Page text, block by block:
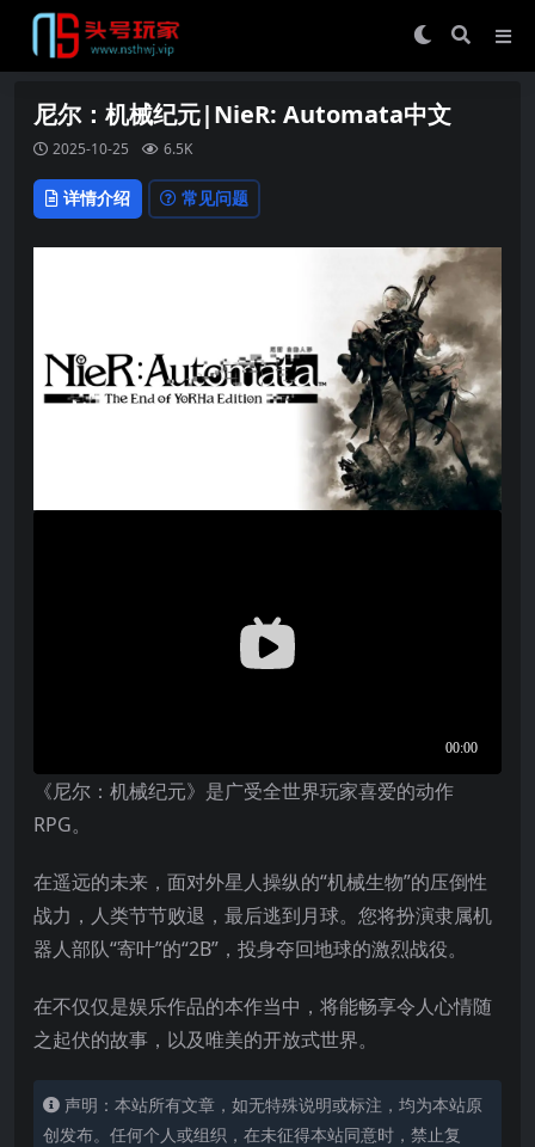
尼尔：机械纪元|NieR: Automata中文
2025-10-25 6.5K
详情介绍 常见问题
《尼尔：机械纪元》是广受全世界玩家喜爱的动作
RPG。
在遥远的未来，面对外星人操纵的“机械生物”的压倒性
战力，人类节节败退，最后逃到月球。您将扮演隶属机
器人部队“寄叶”的“2B”，投身夺回地球的激烈战役。
在不仅仅是娱乐作品的本作当中，将能畅享令人心情随
之起伏的故事，以及唯美的开放式世界。
声明：本站所有文章，如无特殊说明或标注，均为本站原
创发布。任何个人或组织，在未征得本站同意时，禁止复